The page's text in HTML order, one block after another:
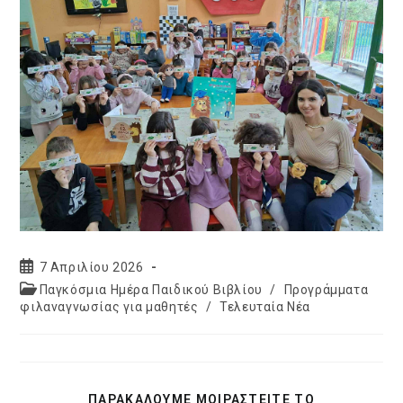
Post
published:
7 Απριλίου 2026
Post
category:
Παγκόσμια Ημέρα Παιδικού Βιβλίου /
Προγράμματα
φιλαναγνωσίας για μαθητές
/ Τελευταία Νέα
ΠΑΡΑΚΑΛΟΥΜΕ ΜΟΙΡΑΣΤΕΙΤΕ ΤΟ